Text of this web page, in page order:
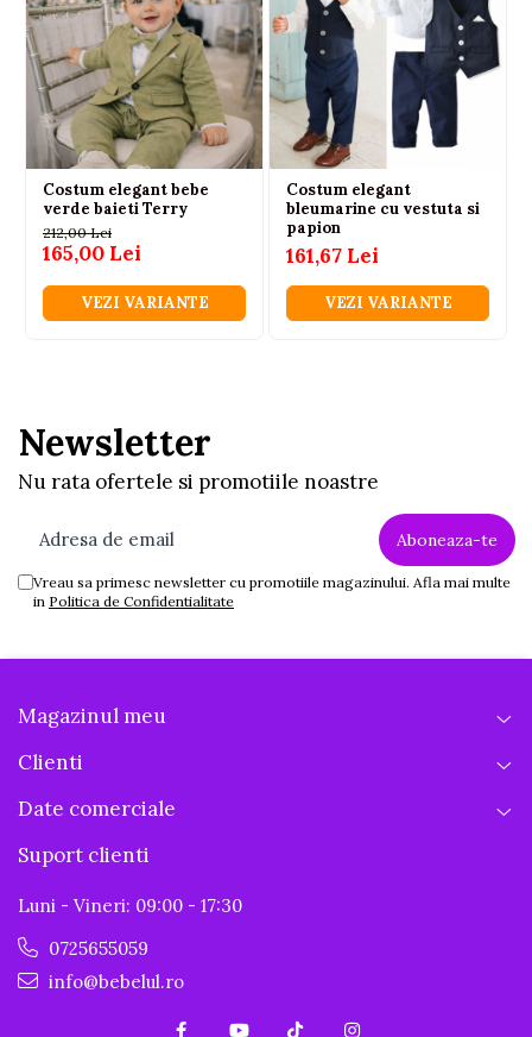
Costum elegant bebe
verde baieti Terry
212,00 Lei
165,00 Lei
VEZI VARIANTE
Costum elegant
bleumarine cu vestuta si
papion
161,67 Lei
VEZI VARIANTE
Newsletter
Nu rata ofertele si promotiile noastre
Vreau sa primesc newsletter cu promotiile magazinului. Afla mai multe
in Politica de Confidentialitate
Magazinul meu
Clienti
Date comerciale
Suport clienti
Luni - Vineri: 09:00 - 17:30
0725655059
info@bebelul.ro